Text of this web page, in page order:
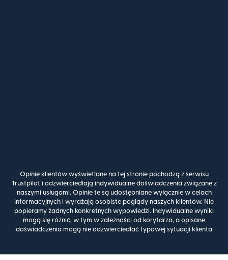
Opinie klientów wyświetlane na tej stronie pochodzą z serwisu
Trustpilot i odzwierciedlają indywidualne doświadczenia związane z
naszymi usługami. Opinie te są udostępniane wyłącznie w celach
informacyjnych i wyrażają osobiste poglądy naszych klientów. Nie
popieramy żadnych konkretnych wypowiedzi. Indywidualne wyniki
mogą się różnić, w tym w zależności od korytarza, a opisane
doświadczenia mogą nie odzwierciedlać typowej sytuacji klienta